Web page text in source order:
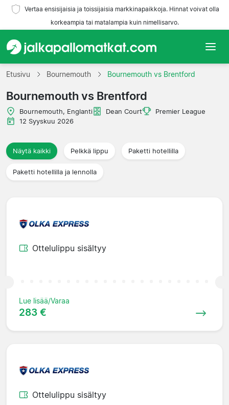
Vertaa ensisijaisia ja toissijaisia markkinapaikkoja. Hinnat voivat olla
korkeampia tai matalampia kuin nimellisarvo.
Etusivu
Joukkueet
Liigat
Matkatoimistoja
Etusivu Bournemouth Bournemouth vs Brentford
Bournemouth vs Brentford
Bournemouth, Englanti Dean Court
Premier League
12 Syyskuu 2026
Näytä kaikki Pelkkä lippu Paketti hotellilla
Paketti hotellilla ja lennolla
Ottelulippu sisältyy
Lue lisää/Varaa
283 €
Ottelulippu sisältyy